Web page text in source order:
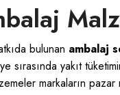
bulunan ambalaj
sırasında yakıt
markaların